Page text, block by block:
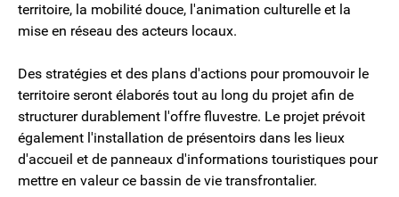
territoire, la mobilité douce, l'animation culturelle et la
mise en réseau des acteurs locaux.
Des stratégies et des plans d'actions pour promouvoir le
territoire seront élaborés tout au long du projet afin de
structurer durablement l'offre fluvestre. Le projet prévoit
également l'installation de présentoirs dans les lieux
d'accueil et de panneaux d'informations touristiques pour
mettre en valeur ce bassin de vie transfrontalier.